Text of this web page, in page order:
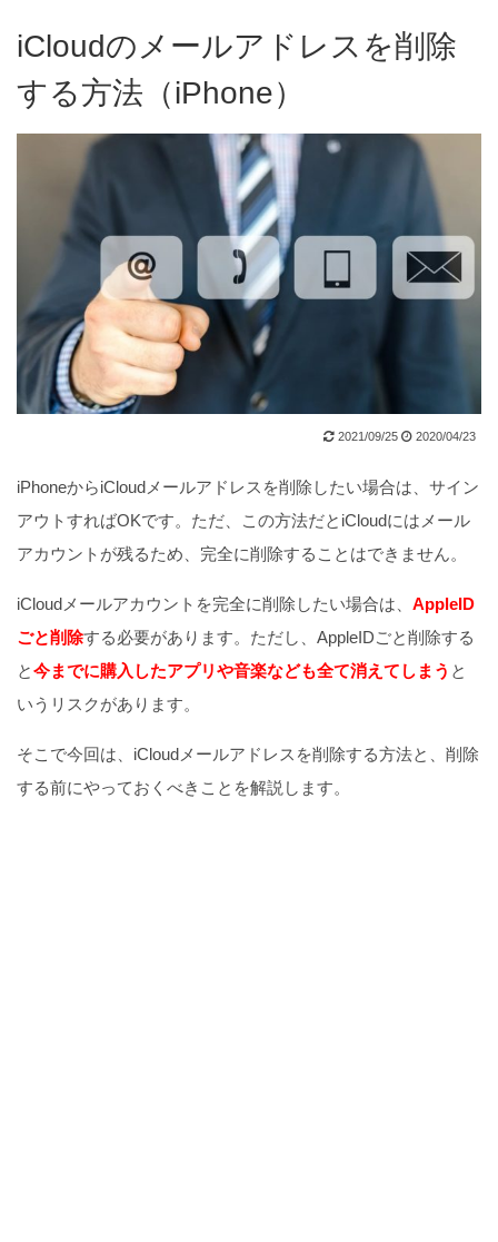
iCloudのメールアドレスを削除
する方法（iPhone）
2021/09/25 2020/04/23
iPhoneからiCloudメールアドレスを削除したい場合は、サイン
アウトすればOKです。ただ、この方法だとiCloudにはメール
アカウントが残るため、完全に削除することはできません。
iCloudメールアカウントを完全に削除したい場合は、 AppleID
ごと削除する必要があります。ただし、AppleIDごと削除する
と今までに購入したアプリや音楽なども全て消えてしまう と
いうリスクがあります。
そこで今回は、iCloudメールアドレスを削除する方法と、削除
する前にやっておくべきことを解説します。